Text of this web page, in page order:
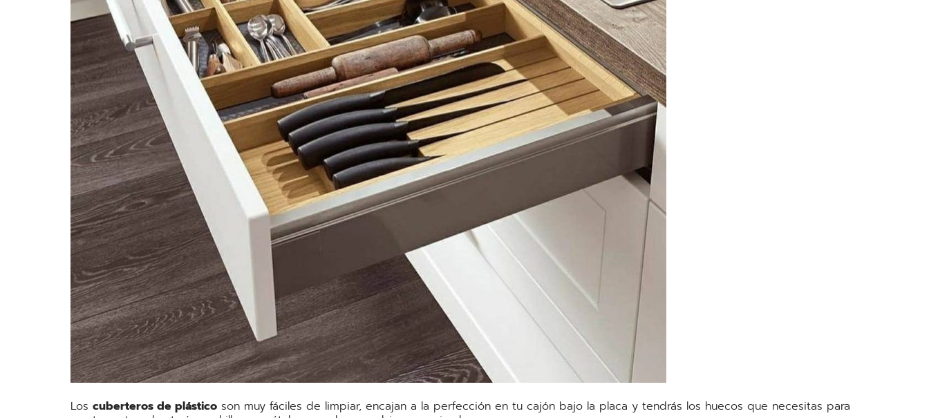
Los cuberteros de plástico son muy fáciles de limpiar, encajan a la perfección en tu cajón bajo la placa y tendrás los huecos que necesitas para